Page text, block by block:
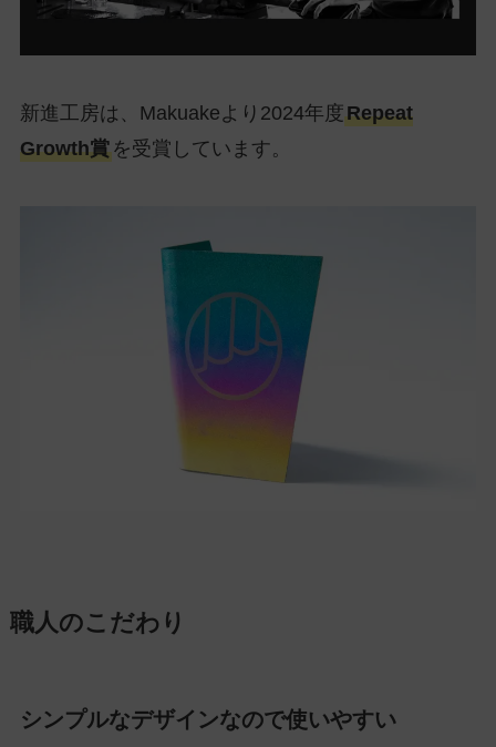
新進工房は、Makuakeより2024年度Repeat
Growth賞を受賞しています。
職人のこだわり
シンプルなデザインなので使いやすい